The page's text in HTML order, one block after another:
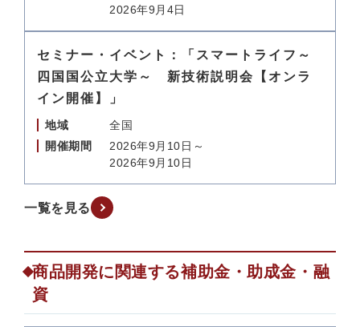
2026年9月4日
セミナー・イベント：「スマートライフ～
四国国公立大学～ 新技術説明会【オンラ
イン開催】」
地域
全国
開催期間
2026年9月10日～
2026年9月10日
一覧を見る
商品開発に関連する補助金・助成金・融
資